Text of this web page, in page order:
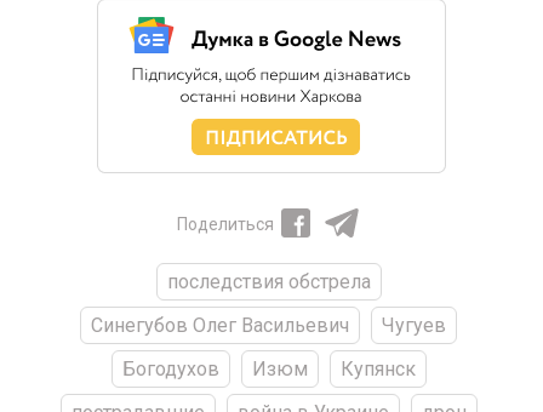
Поделиться
последствия обстрела
Синегубов Олег Васильевич
Чугуев
Богодухов
Изюм
Купянск